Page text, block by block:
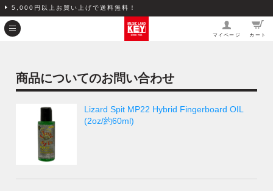
5,000円以上お買い上げで送料無料！
マイページ カート
商品についてのお問い合わせ
Lizard Spit MP22 Hybrid Fingerboard OIL
(2oz/約60ml)